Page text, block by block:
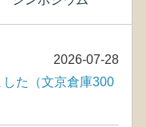
2026-07-28
た（文京倉庫300